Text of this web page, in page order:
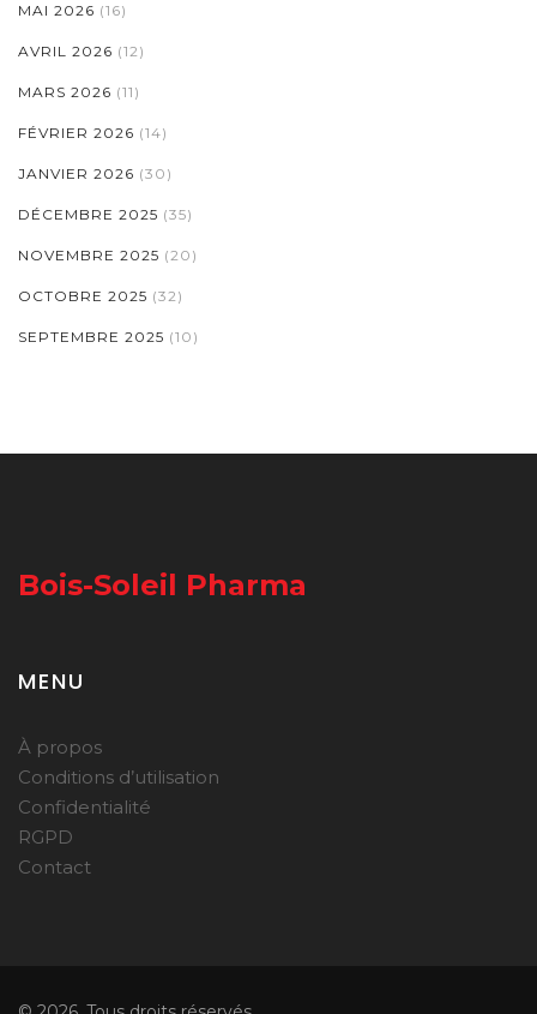
MAI 2026 (16)
AVRIL 2026 (12)
MARS 2026 (11)
FÉVRIER 2026 (14)
JANVIER 2026 (30)
DÉCEMBRE 2025 (35)
NOVEMBRE 2025 (20)
OCTOBRE 2025 (32)
SEPTEMBRE 2025 (10)
Bois-Soleil Pharma
MENU
À propos
Conditions d’utilisation
Confidentialité
RGPD
Contact